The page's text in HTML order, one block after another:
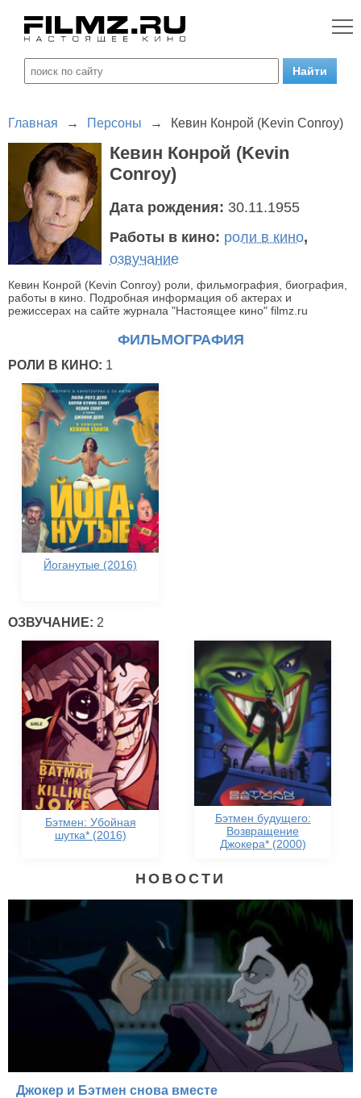
Главная → Персоны → Кевин Конрой (Kevin Conroy)
Кевин Конрой (Kevin
Conroy)
Дата рождения: 30.11.1955
Работы в кино: роли в кино,
озвучание
Кевин Конрой (Kevin Conroy) роли, фильмография, биография,
работы в кино. Подробная информация об актерах и
режиссерах на сайте журнала "Настоящее кино" filmz.ru
ФИЛЬМОГРАФИЯ
РОЛИ В КИНО: 1
Йоганутые (2016)
ОЗВУЧАНИЕ: 2
Бэтмен: Убойная
шутка* (2016)
Бэтмен будущего:
Возвращение
Джокера* (2000)
НОВОСТИ
Джокер и Бэтмен снова вместе